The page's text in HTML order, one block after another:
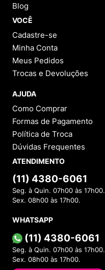
Blog
VOCÊ
Cadastre-se
Minha Conta
Meus Pedidos
Trocas e Devoluções
AJUDA
Como Comprar
Formas de Pagamento
Política de Troca
Dúvidas Frequentes
ATENDIMENTO
(11) 4380-6061
Seg. à Quin. 07h00 às 17h00.
Sex. 08h00 às 17h00.
WHATSAPP
(11) 4380-6061
Seg. à Quin. 07h00 às 17h00.
Sex. 08h00 às 17h00.